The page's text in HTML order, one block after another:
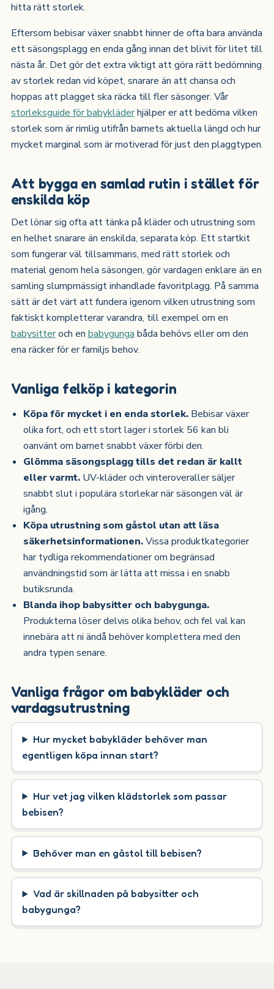
hitta rätt storlek.
Eftersom bebisar växer snabbt hinner de ofta bara använda
ett säsongsplagg en enda gång innan det blivit för litet till
nästa år. Det gör det extra viktigt att göra rätt bedömning
av storlek redan vid köpet, snarare än att chansa och
hoppas att plagget ska räcka till fler säsonger. Vår
storleksguide för babykläderhjälper er att bedöma vilken
storlek som är rimlig utifrån barnets aktuella längd och hur
mycket marginal som är motiverad för just den plaggtypen.
Att bygga en samlad rutin i stället för
enskilda köp
Det lönar sig ofta att tänka på kläder och utrustning som
en helhet snarare än enskilda, separata köp. Ett startkit
som fungerar väl tillsammans, med rätt storlek och
material genom hela säsongen, gör vardagen enklare än en
samling slumpmässigt inhandlade favoritplagg. På samma
sätt är det värt att fundera igenom vilken utrustning som
faktiskt kompletterar varandra, till exempel om en
babysitteroch en babygunga båda behövs eller om den
ena räcker för er familjs behov.
Vanliga felköp i kategorin
Köpa för mycket i en enda storlek. Bebisar växer
olika fort, och ett stort lager i storlek 56 kan bli
oanvänt om barnet snabbt växer förbi den.
Glömma säsongsplagg tills det redan är kallt
eller varmt. UV-kläder och vinteroveraller säljer
snabbt slut i populära storlekar när säsongen väl är
igång.
Köpa utrustning som gåstol utan att läsa
säkerhetsinformationen.Vissa produktkategorier
har tydliga rekommendationer om begränsad
användningstid som är lätta att missa i en snabb
butiksrunda.
Blanda ihop babysitter och babygunga.
Produkterna löser delvis olika behov, och fel val kan
innebära att ni ändå behöver komplettera med den
andra typen senare.
Vanliga frågor om babykläder och
vardagsutrustning
Hur mycket babykläder behöver man
egentligen köpa innan start?
Hur vet jag vilken klädstorlek som passar
bebisen?
Behöver man en gåstol till bebisen?
Vad är skillnaden på babysitter och
babygunga?